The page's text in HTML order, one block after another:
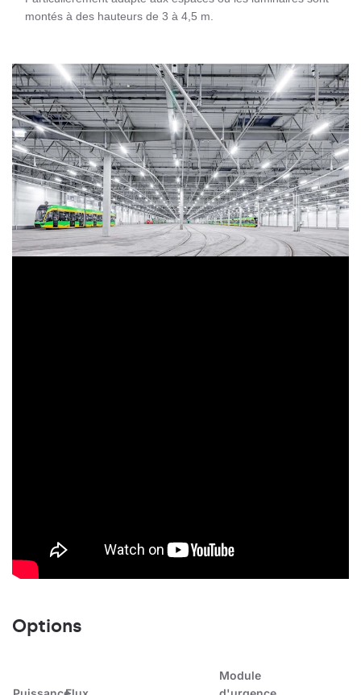
montés à des hauteurs de 3 à 4,5 m.
Options
Module